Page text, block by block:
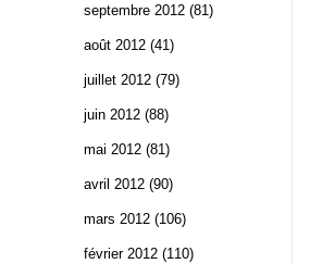
septembre 2012 (81)
août 2012 (41)
juillet 2012 (79)
juin 2012 (88)
mai 2012 (81)
avril 2012 (90)
mars 2012 (106)
février 2012 (110)